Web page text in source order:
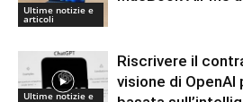
Ultime notizie e
articoli
Ultime notizie e
Riscrivere il
visione di OpenAI